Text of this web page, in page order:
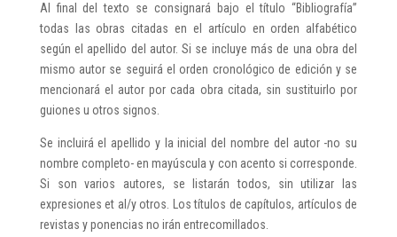
Al final del texto se consignará bajo el título “Bibliografía”
todas las obras citadas en el artículo en orden alfabético
según el apellido del autor. Si se incluye más de una obra del
mismo autor se seguirá el orden cronológico de edición y se
mencionará el autor por cada obra citada, sin sustituirlo por
guiones u otros signos.
Se incluirá el apellido y la inicial del nombre del autor -no su
nombre completo- en mayúscula y con acento si corresponde.
Si son varios autores, se listarán todos, sin utilizar las
expresiones et al/y otros. Los títulos de capítulos, artículos de
revistas y ponencias no irán entrecomillados.